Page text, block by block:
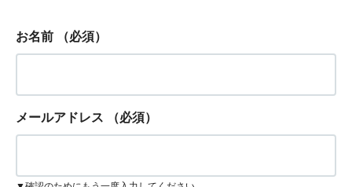
お名前 （必須）
メールアドレス （必須）